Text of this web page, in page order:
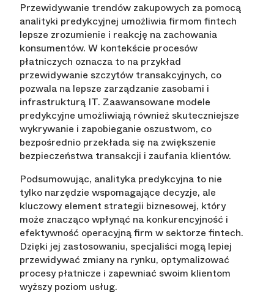
Przewidywanie trendów zakupowych za pomocą
analityki predykcyjnej umożliwia firmom fintech
lepsze zrozumienie i reakcję na zachowania
konsumentów. W kontekście procesów
płatniczych oznacza to na przykład
przewidywanie szczytów transakcyjnych, co
pozwala na lepsze zarządzanie zasobami i
infrastrukturą IT. Zaawansowane modele
predykcyjne umożliwiają również skuteczniejsze
wykrywanie i zapobieganie oszustwom, co
bezpośrednio przekłada się na zwiększenie
bezpieczeństwa transakcji i zaufania klientów.
Podsumowując, analityka predykcyjna to nie
tylko narzędzie wspomagające decyzje, ale
kluczowy element strategii biznesowej, który
może znacząco wpłynąć na konkurencyjność i
efektywność operacyjną firm w sektorze fintech.
Dzięki jej zastosowaniu, specjaliści mogą lepiej
przewidywać zmiany na rynku, optymalizować
procesy płatnicze i zapewniać swoim klientom
wyższy poziom usług.